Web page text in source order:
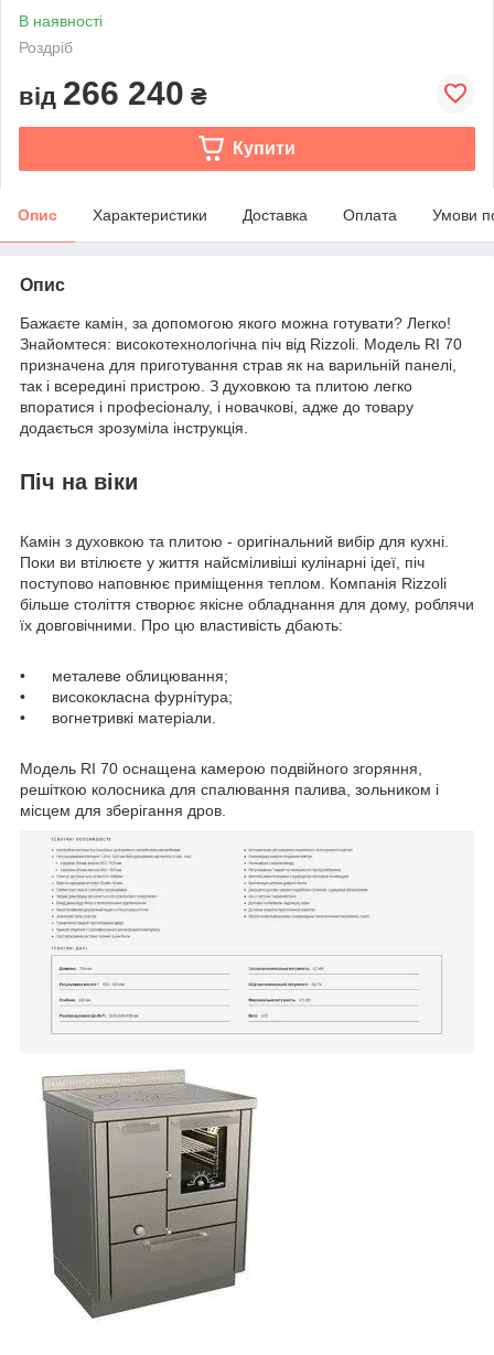
В наявності
Роздріб
від 266 240 ₴
Купити
Опис Характеристики Доставка Оплата Умови
Опис
Бажаєте камін, за допомогою якого можна готувати? Легко!
Знайомтеся: високотехнологічна піч від Rizzoli. Модель RI 70
призначена для приготування страв як на варильній панелі,
так і всередині пристрою. З духовкою та плитою легко
впоратися і професіоналу, і новачкові, адже до товару
додається зрозуміла інструкція.
Піч на віки
Камін з духовкою та плитою - оригінальний вибір для кухні.
Поки ви втілюєте у життя найсміливіші кулінарні ідеї, піч
поступово наповнює приміщення теплом. Компанія Rizzoli
більше століття створює якісне обладнання для дому, роблячи
їх довговічними. Про цю властивість дбають:
• металеве облицювання;
• висококласна фурнітура;
• вогнетривкі матеріали.
Модель RI 70 оснащена камерою подвійного згоряння,
решіткою колосника для спалювання палива, зольником і
місцем для зберігання дров.